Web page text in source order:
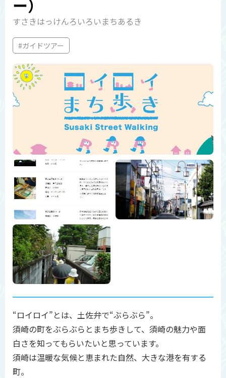
ー）
すさきはっけんろいろいまちあるき
#ガイドツアー
“ロイロイ”とは、土佐弁で“ぶらぶら”。
須崎の町をぶらぶらとまち歩きして、須崎の魅力や面
白さを知ってもらいたいと思っています。
須崎は温暖な気候と恵まれた自然、大きな港を有する
町。